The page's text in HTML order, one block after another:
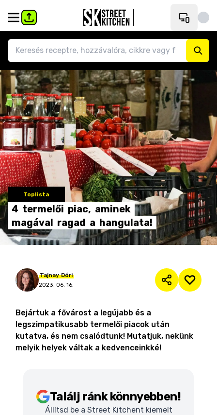
Toplista
4 termelői piac, aminek
magával ragad a hangulata!
Tajnay Dóri
2023. 06. 16.
Bejártuk a fővárost a legújabb és a
legszimpatikusabb termelői piacok után
kutatva, és nem csalódtunk! Mutatjuk, nekünk
melyik helyek váltak a kedvenceinkké!
Találj ránk könnyebben!
Állítsd be a Street Kitchent kiemelt